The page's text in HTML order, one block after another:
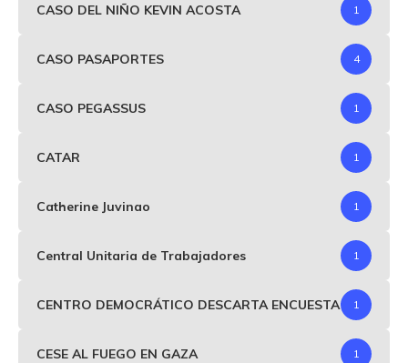
CASO DEL NIÑO KEVIN ACOSTA 1
CASO PASAPORTES 4
CASO PEGASSUS 1
CATAR 1
Catherine Juvinao 1
Central Unitaria de Trabajadores 1
CENTRO DEMOCRÁTICO DESCARTA ENCUESTA 1
CESE AL FUEGO EN GAZA 1